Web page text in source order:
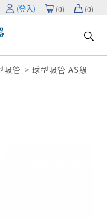
(登入) (0) (0)
吸管
球型吸管 AS級